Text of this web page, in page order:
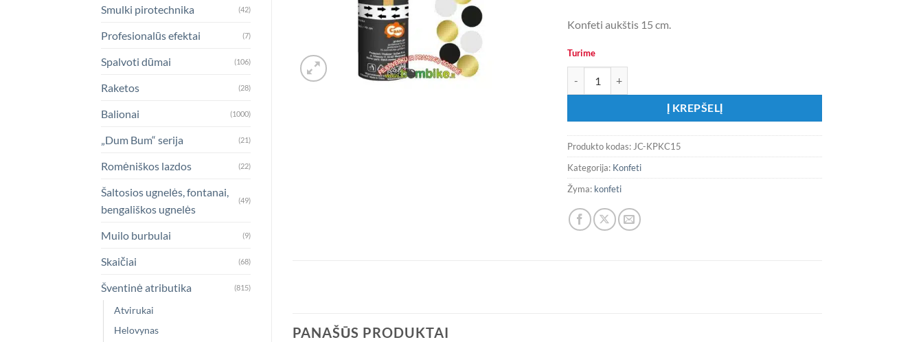
Smulki pirotechnika (42)
Profesionalūs efektai (7)
Spalvoti dūmai (106)
Raketos (28)
Balionai (1000)
„Dum Bum“ serija (21)
Romėniškos lazdos (22)
Šaltosios ugnelės, fontanai,
bengališkos ugnelės
(49)
Muilo burbulai (9)
Skaičiai (68)
Šventinė atributika (815)
Atvirukai
Helovynas
Konfeti aukštis 15 cm.
Turime
Į KREPŠELĮ
Produkto kodas:JC-KPKC15
Kategorija: Konfeti
Žyma: konfeti
PANAŠŪS PRODUKTAI